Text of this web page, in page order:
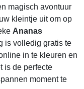
magisch avontuur
kleintje uit om op
Ananas
is volledig gratis te
in te kleuren en
is de perfecte
moment te